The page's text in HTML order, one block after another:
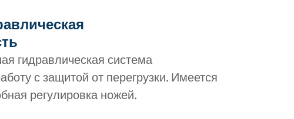
гидравлическая система
с защитой от перегрузки. Имеется
регулировка ножей.